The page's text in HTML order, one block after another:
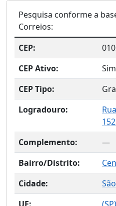
Pesquisa conforme a
Correios:
CEP:
CEP Ativo:
Sim
CEP Tipo:
Logradouro:
152
Complemento:
—
Bairro/Distrito:
Cidade: